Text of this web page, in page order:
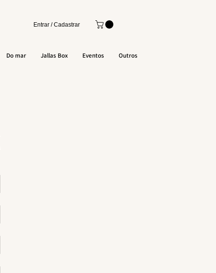
Entrar / Cadastrar
Do mar Jallas Box Eventos Outros